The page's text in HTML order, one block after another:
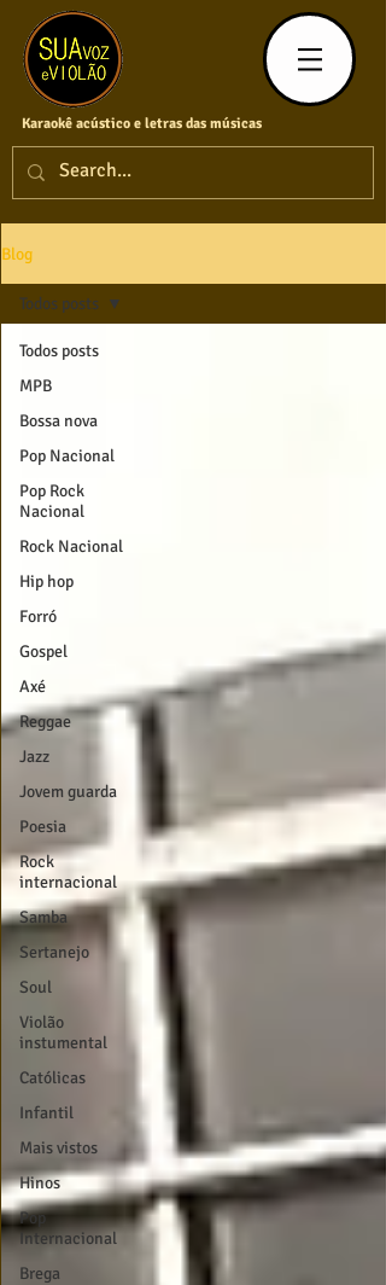
Karaokê acústico e letras das músicas
Blog
Todos posts
MPB
Bossa nova
Pop Nacional
Pop Rock
Nacional
Rock Nacional
Hip hop
Forró
Gospel
Axé
Reggae
Jazz
Jovem guarda
Poesia
Rock
internacional
Samba
Sertanejo
Soul
Violão
instumental
Católicas
Infantil
Mais vistos
Hinos
Pop
Internacional
Brega
Todos posts